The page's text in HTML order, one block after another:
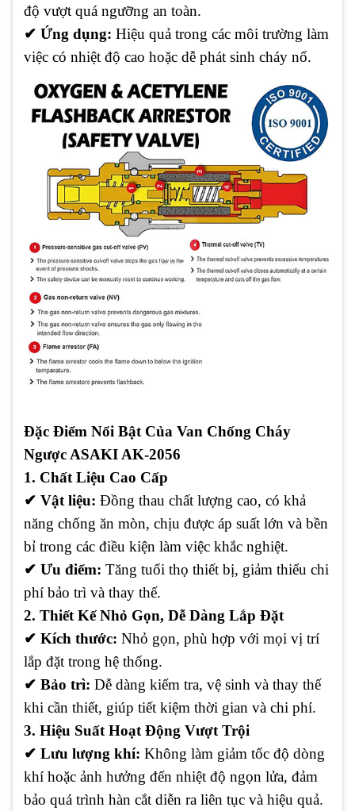
độ vượt quá ngưỡng an toàn.
✔ Ứng dụng: Hiệu quả trong các môi trường làm
việc có nhiệt độ cao hoặc dễ phát sinh cháy nổ.
Đặc Điểm Nổi Bật Của Van Chống Cháy
Ngược ASAKI AK-2056
1. Chất Liệu Cao Cấp
✔ Vật liệu: Đồng thau chất lượng cao, có khả
năng chống ăn mòn, chịu được áp suất lớn và bền
bỉ trong các điều kiện làm việc khắc nghiệt.
✔ Ưu điểm: Tăng tuổi thọ thiết bị, giảm thiểu chi
phí bảo trì và thay thế.
2. Thiết Kế Nhỏ Gọn, Dễ Dàng Lắp Đặt
✔ Kích thước: Nhỏ gọn, phù hợp với mọi vị trí
lắp đặt trong hệ thống.
✔ Bảo trì: Dễ dàng kiểm tra, vệ sinh và thay thế
khi cần thiết, giúp tiết kiệm thời gian và chi phí.
3. Hiệu Suất Hoạt Động Vượt Trội
✔ Lưu lượng khí: Không làm giảm tốc độ dòng
khí hoặc ảnh hưởng đến nhiệt độ ngọn lửa, đảm
bảo quá trình hàn cắt diễn ra liên tục và hiệu quả.